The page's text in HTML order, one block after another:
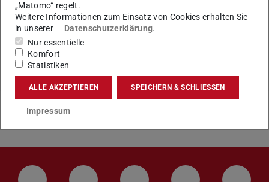
Tags
Finanz- und Wirtschaftsangelegenheiten (Dez. III)
„Matomo“ regelt.
Weitere Informationen zum Einsatz von Cookies erhalten Sie
in unserer
Datenschutzerklärung.
Nur essentielle
Komfort
Statistiken
ALLE AKZEPTIEREN SPEICHERN & SCHLIESSEN
Impressum